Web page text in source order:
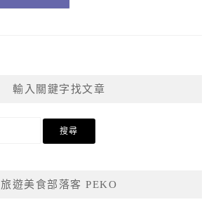
輸入關鍵字找文章
旅遊美食部落客 PEKO